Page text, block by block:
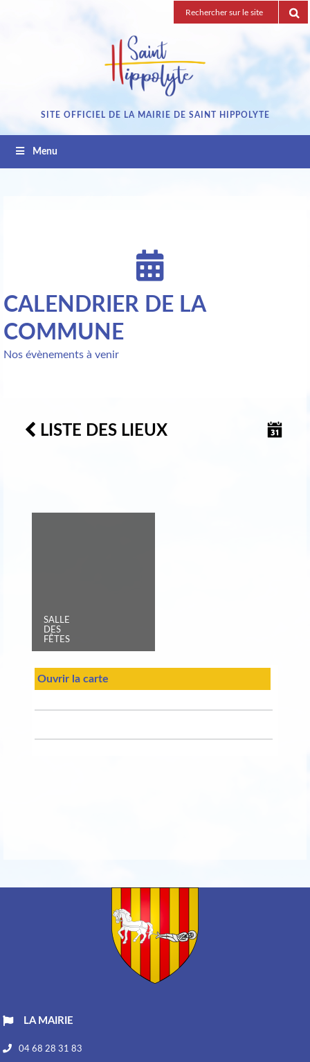
Recherche
pour
SITE OFFICIEL DE LA MAIRIE DE SAINT HIPPOLYTE
Menu
CALENDRIER DE LA
COMMUNE
Nos évènements à venir
LISTE DES LIEUX
SALLE
DES
FÊTES
Ouvrir la carte
LA MAIRIE
04 68 28 31 83